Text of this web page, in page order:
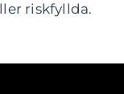
riskfyllda.